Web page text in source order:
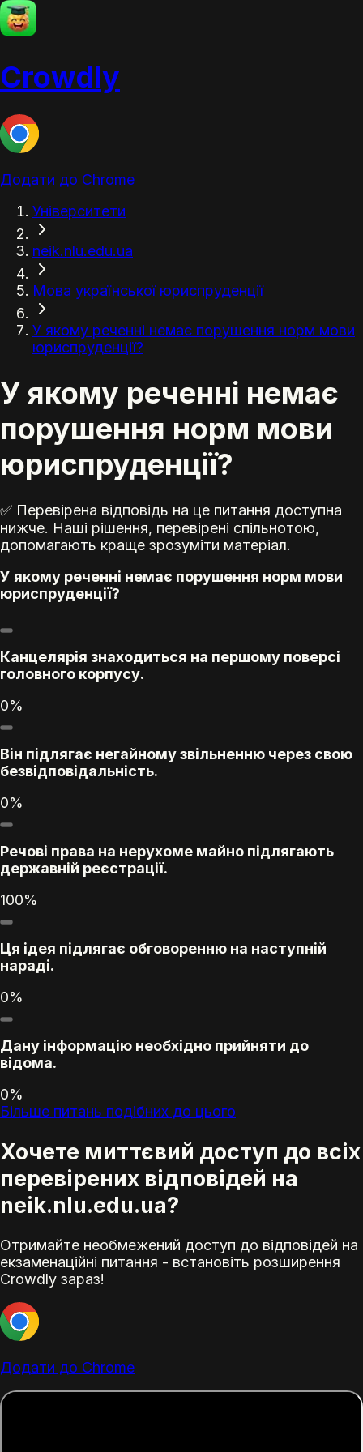
Crowdly
Додати до Chrome
Університети
neik.nlu.edu.ua
Мова української юриспруденції
У якому реченні немає порушення норм мови
юриспруденції?
У якому реченні немає
порушення норм мови
юриспруденції?
✅ Перевірена відповідь на це питання доступна
нижче. Наші рішення, перевірені спільнотою,
допомагають краще зрозуміти матеріал.
У якому реченні немає порушення норм мови
юриспруденції?
Канцелярія знаходиться на першому поверсі
головного корпусу.
0%
Він підлягає негайному звільненню через свою
безвідповідальність.
0%
Речові права на нерухоме майно підлягають
державній реєстрації.
100%
Ця ідея підлягає обговоренню на наступній
нараді.
0%
Дану інформацію необхідно прийняти до
відома.
0%
Більше питань подібних до цього
Хочете миттєвий доступ до всіх
перевірених відповідей на
neik.nlu.edu.ua?
Отримайте необмежений доступ до відповідей на
екзаменаційні питання - встановіть розширення
Crowdly зараз!
Додати до Chrome